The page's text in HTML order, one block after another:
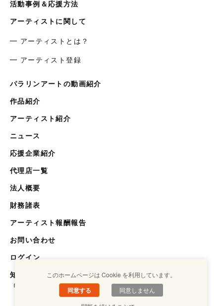
活動事例＆応援方法
アーティストに関して
━ アーティストとは？
━ アーティスト登録
パラリンアートの動画紹介
作品紹介
アーティスト紹介
ニュース
応援企業紹介
代理店一覧
法人概要
財務諸表
アーティスト報酬報告
お問い合わせ
ログイン
知らない世界を知るメディア
「キクエスト」
このホームページは Cookie を利用しています。
同意する
同意しません